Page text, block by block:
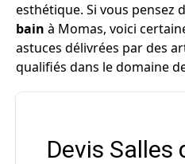
esthétique. Si vous pensez
bain à Momas, voici
astuces délivrées par des
qualifiés dans le domaine
Devis Salles